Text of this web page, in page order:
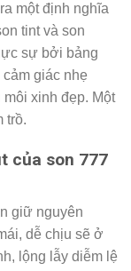
một định nghĩa
tint và son
sự bởi bảng
giác nhẹ
xinh đẹp. Một
trồ.
của son 777
giữ nguyên
dễ chịu sẽ ở
lộng lẫy diễm lệ